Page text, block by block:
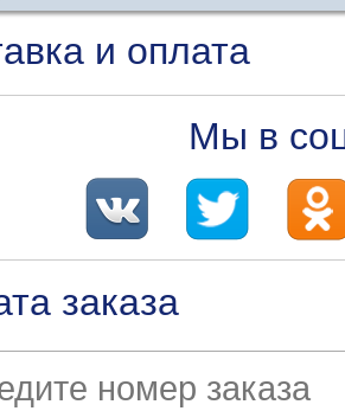
и оплата
Мы в
заказа